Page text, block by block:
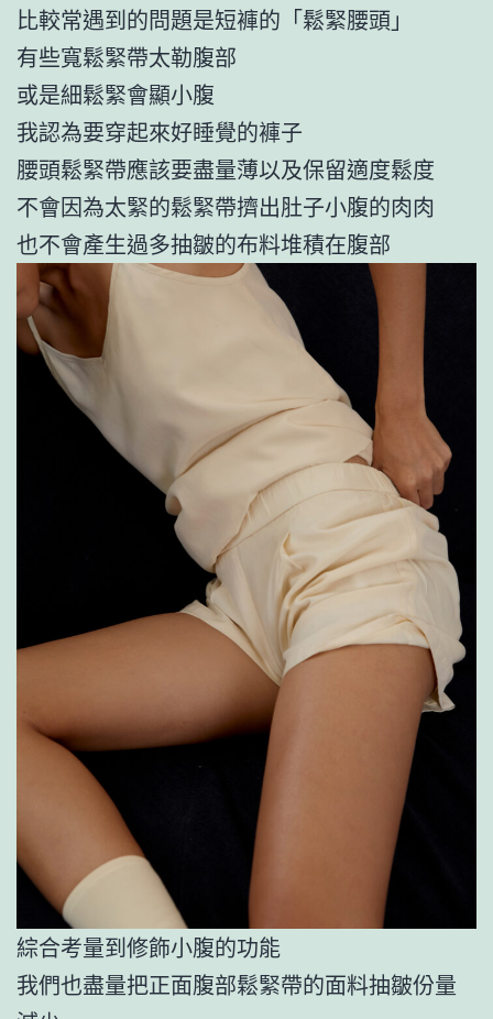
比較常遇到的問題是短褲的「鬆緊腰頭」
有些寬鬆緊帶太勒腹部
或是細鬆緊會顯小腹
我認為要穿起來好睡覺的褲子
腰頭鬆緊帶應該要盡量薄以及保留適度鬆度
不會因為太緊的鬆緊帶擠出肚子小腹的肉肉
也不會產生過多抽皺的布料堆積在腹部
綜合考量到修飾小腹的功能
我們也盡量把正面腹部鬆緊帶的面料抽皺份量